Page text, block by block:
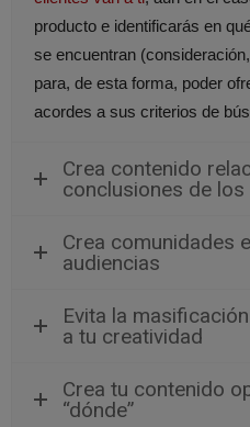
producto e identificarás en
se encuentran
para, de esta forma, poder
acordes a sus criterios de
Crea contenido
conclusiones de
Crea comunidades
audiencias
Evita la
a tu creatividad
Crea tu contenido
“dónde”